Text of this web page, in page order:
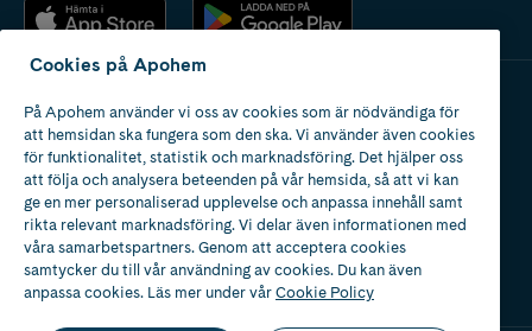
Apotek med tillstånd
av Läkemedelsverket
Cookies på Apohem
På Apohem använder vi oss av cookies som är nödvändiga för
att hemsidan ska fungera som den ska. Vi använder även cookies
för funktionalitet, statistik och marknadsföring. Det hjälper oss
att följa och analysera beteenden på vår hemsida, så att vi kan
ge en mer personaliserad upplevelse och anpassa innehåll samt
rikta relevant marknadsföring. Vi delar även informationen med
våra samarbetspartners. Genom att acceptera cookies
samtycker du till vår användning av cookies. Du kan även
anpassa cookies. Läs mer under vårCookie Policy